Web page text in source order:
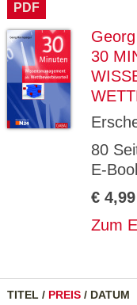
PDF
30
80
E-
€
Zum
TITEL / PREIS / DATUM